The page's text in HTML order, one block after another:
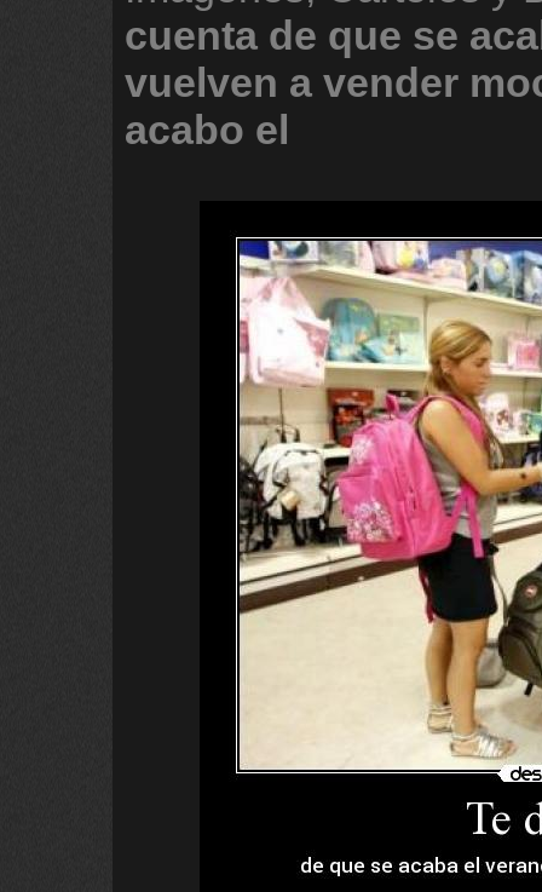
cuenta de que se
vuelven a vender
acabo el